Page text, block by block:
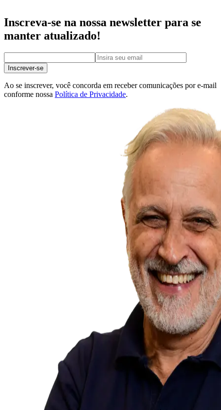
Inscreva-se na nossa newsletter para se
manter atualizado!
Inscrever-se
Ao se inscrever, você concorda em receber comunicações por e-mail
conforme nossa Política de Privacidade.